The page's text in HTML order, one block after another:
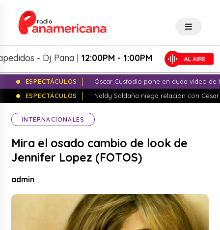
- Dj Pana |12:00PM - 1:00PM
ESPECTÁCULOS
Óscar Custodio pone en duda video de
ESPECTÁCULOS
Naldy Saldaña niega relación con
INTERNACIONALES
Mira el osado cambio de look de
Jennifer Lopez (FOTOS)
admin